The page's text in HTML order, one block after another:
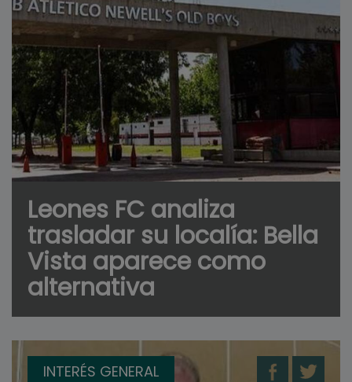
Leones FC analiza
trasladar su localía: Bella
Vista aparece como
alternativa
INTERÉS GENERAL